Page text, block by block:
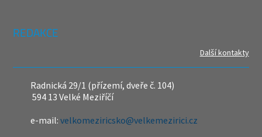
REDAKCE
Další kontakty
Radnická 29/1 (přízemí, dveře č. 104)
594 13 Velké Meziříčí
e-mail:velkomeziricsko@velkemezirici.cz